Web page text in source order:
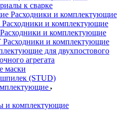
к сварке
Расходники и комплектующие
и комплектующие
и комплектующие
Расходники и комплектующие
для двухпостового
агрегата
маски
(STUD)
и комплектующие